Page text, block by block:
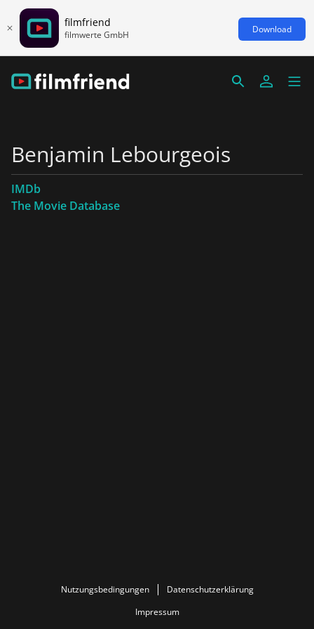
filmfriend
filmwerte GmbH Download
Benjamin Lebourgeois
IMDb
The Movie Database
Nutzungsbedingungen
Datenschutzerklärung
Impressum